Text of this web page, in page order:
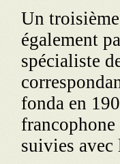
Un
également
spécialiste
fonda en
suivies avec